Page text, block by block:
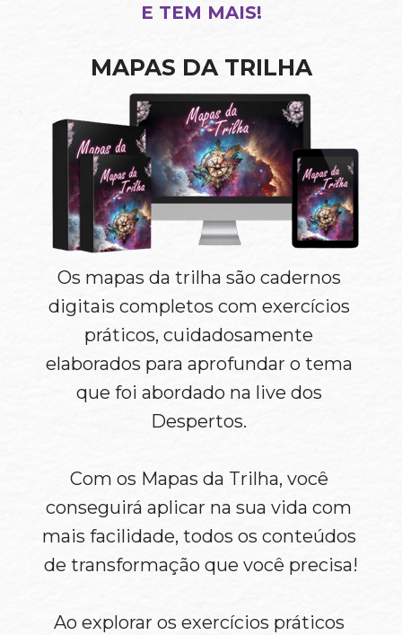
E TEM MAIS!
MAPAS DA TRILHA
Os mapas da trilha são cadernos
digitais completos com exercícios
práticos, cuidadosamente
elaborados para aprofundar o tema
que foi abordado na live dos
Despertos.
Com os Mapas da Trilha, você
conseguirá aplicar na sua vida com
mais facilidade, todos os conteúdos
de transformação que você precisa!
Ao explorar os exercícios práticos